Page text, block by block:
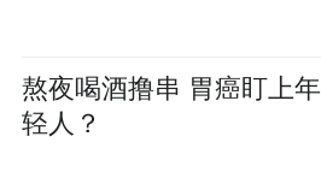
熬夜喝酒撸串 胃癌盯上年
轻人？